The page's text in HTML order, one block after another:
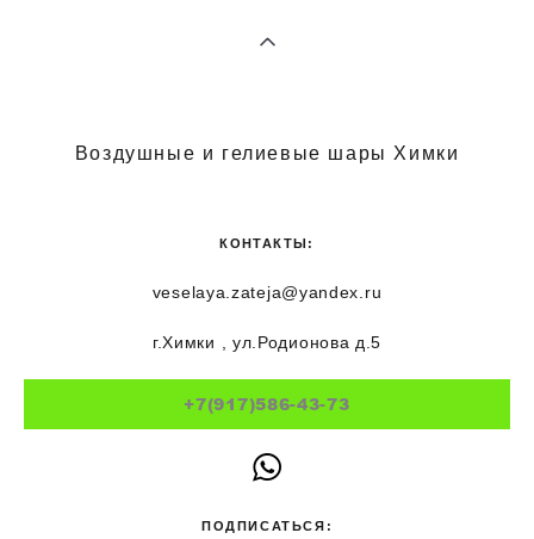
Воздушные и гелиевые шары Химки
КОНТАКТЫ:
veselaya.zateja@yandex.ru
г.Химки , ул.Родионова д.5
+7(917)586-43-73
ПОДПИСАТЬСЯ: